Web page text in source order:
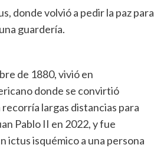
donde volvió a pedir la paz para
guardería.
de 1880, vivió en
donde se convirtió
largas distancias para
Pablo II en 2022, y fue
ictus isquémico a una persona